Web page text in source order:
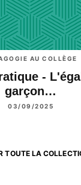
AU COLLÈGE
-
garçon…
03/09/2025
TOUTE LA